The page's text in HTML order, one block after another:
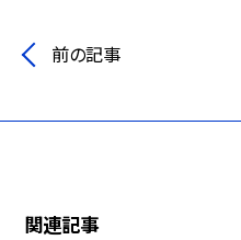
前の記事
関連記事